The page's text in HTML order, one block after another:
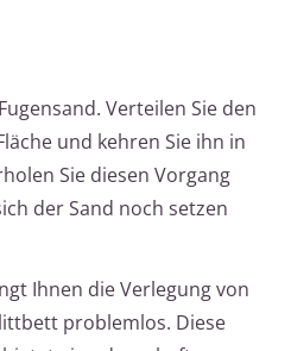
Verteilen Sie den
und kehren Sie ihn in
Sie diesen Vorgang
der Sand noch setzen
Ihnen die Verlegung von
problemlos. Diese